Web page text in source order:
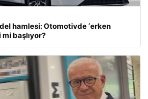
hamlesi: Otomotivde ‘erken
başlıyor?